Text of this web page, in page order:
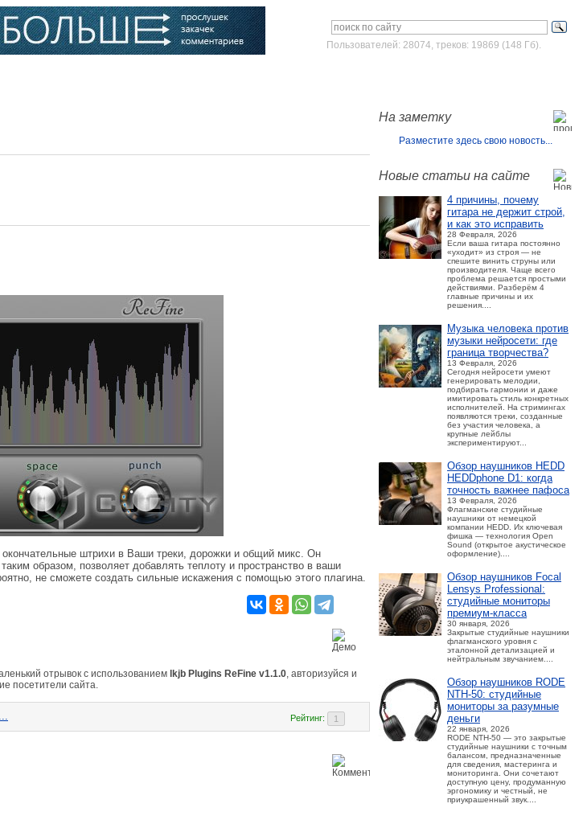
Пользователей: 28074, треков: 19869 (148 Гб).
На заметку
Разместите здесь свою новость...
Новые статьи на сайте
4 причины, почему
гитара не держит строй,
и как это исправить
28 Февраля, 2026
Если ваша гитара постоянно
«уходит» из строя — не
спешите винить струны или
производителя. Чаще всего
проблема решается простыми
действиями. Разберём 4
главные причины и их
решения....
Музыка человека против
музыки нейросети: где
граница творчества?
13 Февраля, 2026
Сегодня нейросети умеют
генерировать мелодии,
подбирать гармонии и даже
имитировать стиль конкретных
исполнителей. На стримингах
появляются треки, созданные
без участия человека, а
крупные лейблы
экспериментируют...
Обзор наушников HEDD
HEDDphone D1: когда
точность важнее пафоса
13 Февраля, 2026
Флагманские студийные
наушники от немецкой
компании HEDD. Их ключевая
фишка — технология Open
Sound (открытое акустическое
оформление)....
Обзор наушников Focal
Lensys Professional:
студийные мониторы
премиум‑класса
30 января, 2026
Закрытые студийные наушники
флагманского уровня с
эталонной детализацией и
нейтральным звучанием....
Обзор наушников RODE
NTH-50: студийные
мониторы за разумные
деньги
22 января, 2026
RODE NTH-50 — это закрытые
студийные наушники с точным
балансом, предназначенные
для сведения, мастеринга и
мониторинга. Они сочетают
доступную цену, продуманную
эргономику и честный, не
приукрашенный звук....
штрихи в Ваши треки, дорожки и общий микс. Он
образом, позволяет добавлять теплоту и пространство в ваши
не сможете создать сильные искажения с помощью этого плагина.
отрывок с использованием lkjb Plugins ReFine v1.1.0, авторизуйся и
посетители сайта.
Рейтинг: